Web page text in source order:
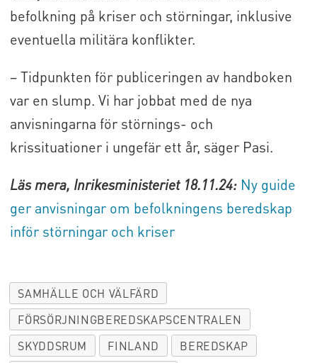
befolkning på kriser och störningar, inklusive
eventuella militära konflikter.
– Tidpunkten för publiceringen av handboken
var en slump. Vi har jobbat med de nya
anvisningarna för störnings- och
krissituationer i ungefär ett år, säger Pasi.
Läs mera, Inrikesministeriet 18.11.24: Ny guide
ger anvisningar om befolkningens beredskap
inför störningar och kriser
SAMHÄLLE OCH VÄLFÄRD
FÖRSÖRJNINGBEREDSKAPSCENTRALEN
SKYDDSRUM
FINLAND
BEREDSKAP